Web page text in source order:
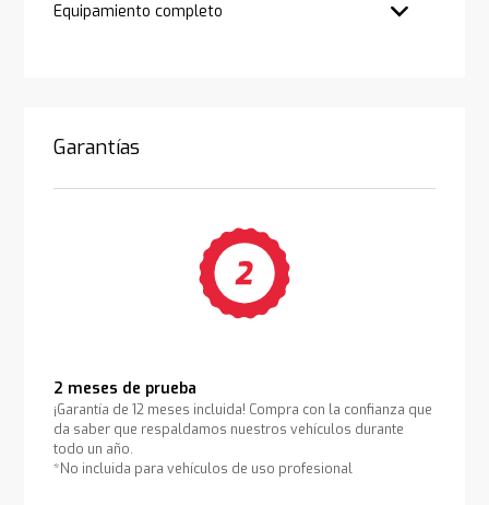
Equipamiento completo
Garantías
2 meses de prueba
¡Garantía de 12 meses incluida! Compra con la confianza que
da saber que respaldamos nuestros vehículos durante
todo un año.
*No incluida para vehículos de uso profesional